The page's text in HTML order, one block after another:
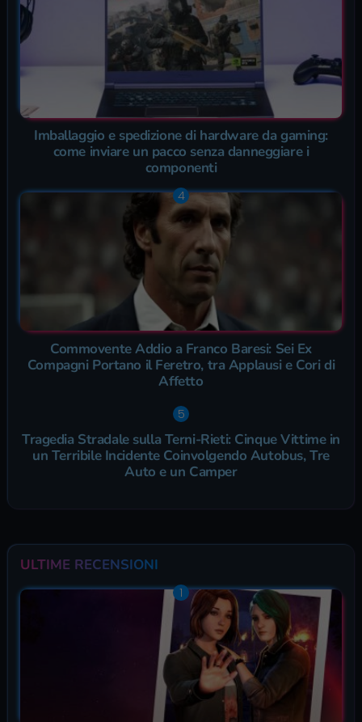
Imballaggio e spedizione di hardware da gaming:
come inviare un pacco senza danneggiare i
componenti
Commovente Addio a Franco Baresi: Sei Ex
Compagni Portano il Feretro, tra Applausi e Cori di
Affetto
Tragedia Stradale sulla Terni-Rieti: Cinque Vittime in
un Terribile Incidente Coinvolgendo Autobus, Tre
Auto e un Camper
ULTIME RECENSIONI